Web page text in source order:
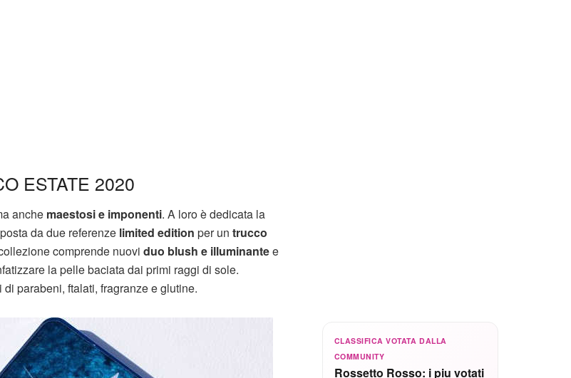
ESTATE 2020
anche maestosi e imponenti. A loro è dedicata la
da due referenze limited edition per un trucco
comprende nuovi duo blush e illuminantee
la pelle baciata dai primi raggi di sole.
di parabeni, ftalati, fragranze e glutine.
CLASSIFICA VOTATA DALLA
COMMUNITY
Rossetto Rosso: i piu votati